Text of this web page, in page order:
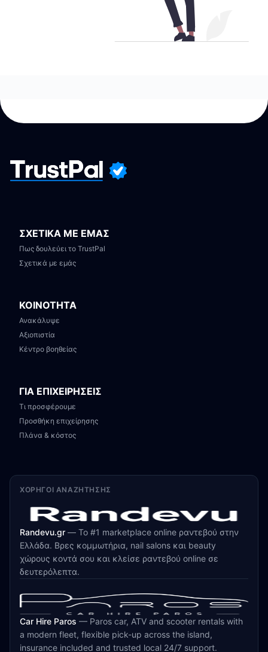
ΣΧΕΤΙΚΑ ΜΕ ΕΜΑΣ
Πως δουλεύει το TrustPal
Σχετικά με εμάς
ΚΟΙΝΟΤΗΤΑ
Ανακάλυψε
Αξιοπιστία
Κέντρο βοηθείας
ΓΙΑ ΕΠΙΧΕΙΡΗΣΕΙΣ
Τι προσφέρουμε
Προσθήκη επιχείρησης
Πλάνα & κόστος
ΧΟΡΗΓΟΊ ΑΝΑΖΉΤΗΣΗΣ
Randevu.gr — Το #1 marketplace online ραντεβού στην
Ελλάδα. Βρες κομμωτήρια, nail salons και beauty
χώρους κοντά σου και κλείσε ραντεβού online σε
δευτερόλεπτα.
Car Hire Paros — Paros car, ATV and scooter rentals with
a modern fleet, flexible pick-up across the island,
insurance included and trusted local 24/7 support.